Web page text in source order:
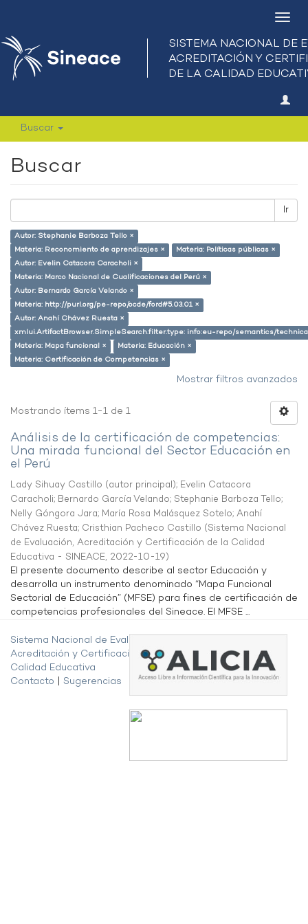
Buscar
Buscar
Ir
Autor: Stephanie Barboza Tello ×
Materia: Reconomiento de aprendizajes ×
Materia: Políticas públicas ×
Autor: Evelin Catacora Caracholi ×
Materia: Marco Nacional de Cualificaciones del Perú ×
Autor: Bernardo García Velando ×
Materia: http://purl.org/pe-repo/ocde/ford#5.03.01 ×
Autor: Anahí Chávez Ruesta ×
xmlui.ArtifactBrowser.SimpleSearch.filter.type: info:eu-repo/semantics/
Materia: Mapa funcional ×
Materia: Educación ×
Materia: Certificación de Competencias ×
Mostrar filtros avanzados
Mostrando ítems 1-1 de 1
Análisis de la certificación de competencias:
Una mirada funcional del Sector Educación en
el Perú
Lady Sihuay Castillo (autor principal); Evelin Catacora
Caracholi; Bernardo García Velando; Stephanie Barboza Tello;
Nelly Góngora Jara; María Rosa Malásquez Sotelo; Anahí
Chávez Ruesta; Cristhian Pacheco Castillo (Sistema Nacional
de Evaluación, Acreditación y Certificación de la Calidad
Educativa - SINEACE, 2022-10-19)
El presente documento describe al sector Educación y
desarrolla un instrumento denominado “Mapa Funcional
Sectorial de Educación” (MFSE) para fines de certificación de
competencias profesionales del Sineace. El MFSE ...
Sistema Nacional de Evaluación,
Acreditación y Certificación de la
Calidad Educativa
Contacto
Sugerencias